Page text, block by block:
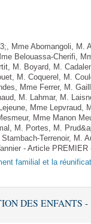
Mme Abomangoli, M.
Belouassa-Cherifi,
M. Boyard, M.
M. Coquerel, M.
Mme Ferrer, M.
M. Lahmar, M.
Mme Lepvraud,
Mme Manon
M. Portes, M.
Terrenoir, M.
- Article PREMIER
familial et la
DES ENFANTS -